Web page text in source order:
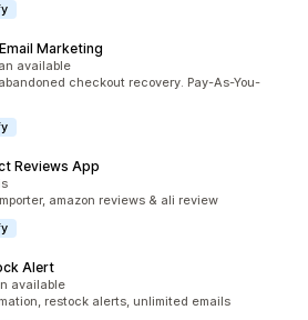
Marketing
143
available
checkout recovery. Pay-As-You-
Reviews App
1494
amazon reviews & ali review
Alert
46
available
restock alerts, unlimited emails